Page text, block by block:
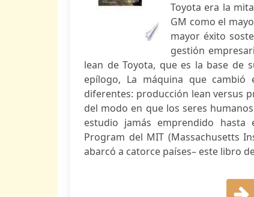
Toyota era la
GM como el
mayor éxito
gestión
lean de Toyota, que es la base de
epílogo, La máquina que
diferentes: producción lean versus
del modo en que los seres
estudio jamás emprendido
Program del MIT (Massachusetts
abarcó a catorce países– este libro